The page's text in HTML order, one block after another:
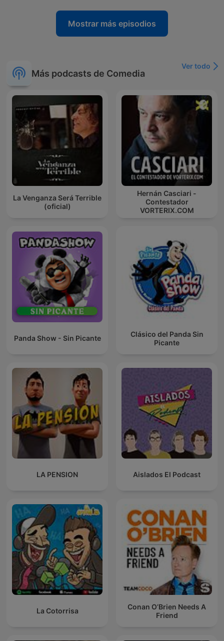
Mostrar más episodios
Más podcasts de Comedia
Ver todo
La Venganza Será Terrible
(oficial)
Hernán Casciari -
Contestador
VORTERIX.COM
Panda Show - Sin Picante
Clásico del Panda Sin
Picante
LA PENSION Aislados El Podcast
La Cotorrisa
Conan O’Brien Needs A
Friend